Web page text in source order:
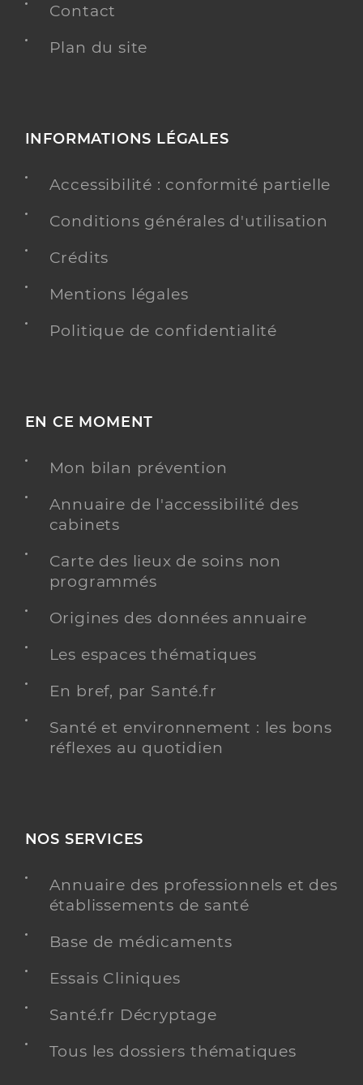
Contact
Plan du site
INFORMATIONS LÉGALES
Accessibilité : conformité partielle
Conditions générales d'utilisation
Crédits
Mentions légales
Politique de confidentialité
EN CE MOMENT
Mon bilan prévention
Annuaire de l'accessibilité des
cabinets
Carte des lieux de soins non
programmés
Origines des données annuaire
Les espaces thématiques
En bref, par Santé.fr
Santé et environnement : les bons
réflexes au quotidien
NOS SERVICES
Annuaire des professionnels et des
établissements de santé
Base de médicaments
Essais Cliniques
Santé.fr Décryptage
Tous les dossiers thématiques